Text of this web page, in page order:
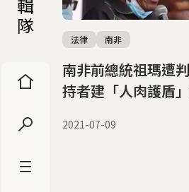
輯
隊
南非前總統祖瑪遭
持者建「人肉護盾
法律 南非
2021-07-09